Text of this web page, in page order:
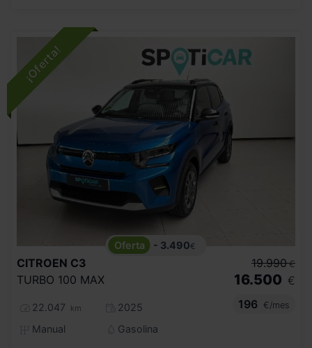
- 3.490€
CITROEN C3
TURBO 100 MAX
22.047 km
2025
Manual
Gasolina
19.990 €
16.500 €
196
€/mes